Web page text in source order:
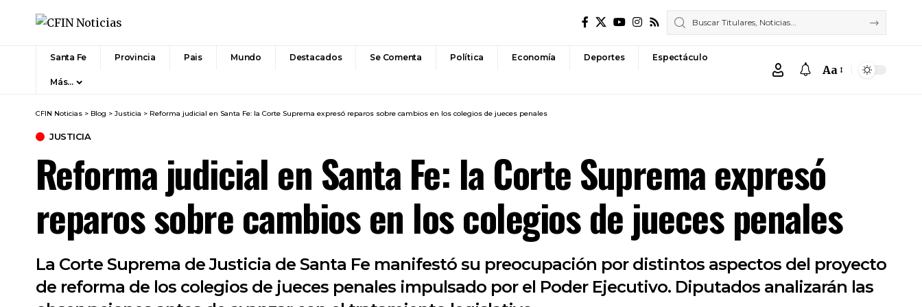
Santa Fe Provincia Pais Mundo Destacados Se Comenta Política Economía Deportes Espectáculo
Más…
Font
Aa
CFIN Noticias > Blog > Justicia > Reforma judicial en Santa Fe: la Corte Suprema expresó reparos sobre cambios en los colegios de jueces penales
JUSTICIA
Reforma judicial en Santa Fe: la Corte Suprema expresó
reparos sobre cambios en los colegios de jueces penales
La Corte Suprema de Justicia de Santa Fe manifestó su preocupación por distintos aspectos del proyecto
de reforma de los colegios de jueces penales impulsado por el Poder Ejecutivo. Diputados analizarán las